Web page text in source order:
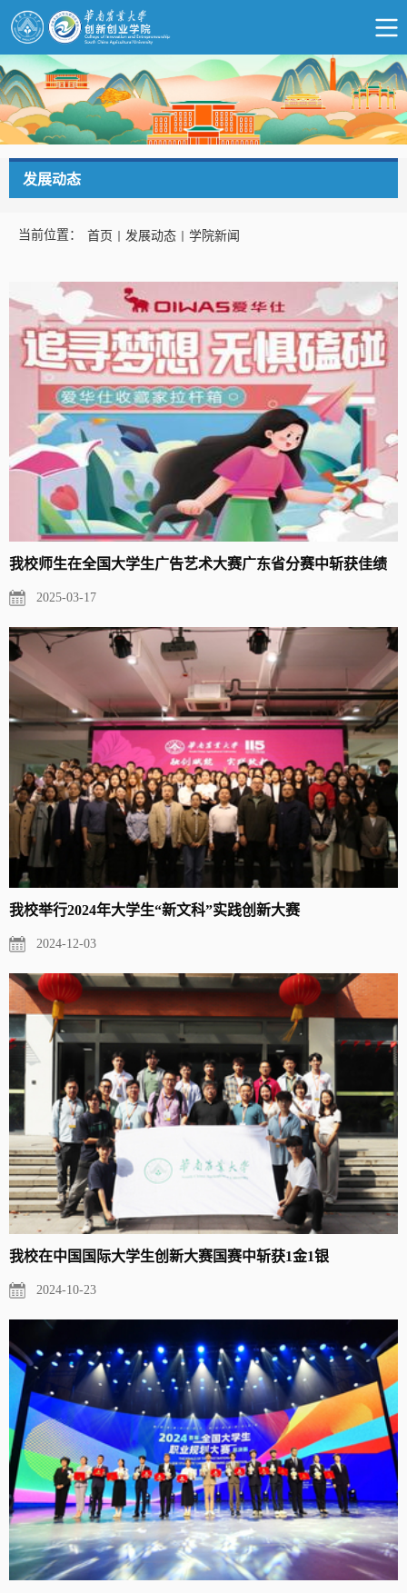
发展动态
当前位置： 首页 发展动态 学院新闻
我校师生在全国大学生广告艺术大赛广东省分赛中斩获佳绩
2025-03-17
我校举行2024年大学生“新文科”实践创新大赛
2024-12-03
我校在中国国际大学生创新大赛国赛中斩获1金1银
2024-10-23